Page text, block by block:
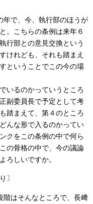
で、今、執行部のほうが
。こちらの条例は来年６
行部との意見交換という
けれども、それも踏まえ
ということでこの今の場
いるのかっていうところ
副委員長で予定として考
踏まえて、第４のところ
んな形で入るのかってい
クをこの条例の中で何ら
の骨格の中で、今の議論
ろしいですか。
はそんなところで、長﨑